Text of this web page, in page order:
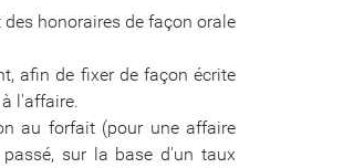
honoraires de façon orale
afin de fixer de façon écrite
l'affaire.
au forfait (pour une affaire
sur la base d'un taux